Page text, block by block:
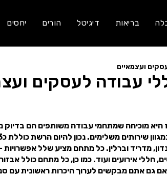
בריאות דיגיטל הורים יחסים
ועצמאיים
עבודה לעסקים
פלייס הגיחה לאוויר בשנת 2015 ומאז היא מוכיחה שמתחמי עבודה
חללי אירועים ועוד. כמו כן, כל מתחם כולל
שאם גם אתם מבקשים לערוך היכרות ראשונית עם